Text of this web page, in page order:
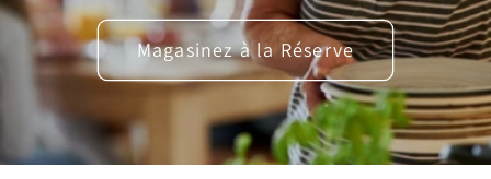
Magasinez à la Réserve